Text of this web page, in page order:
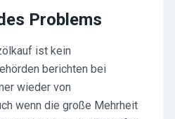
Problems
ist kein
berichten bei
wieder von
wenn die große Mehrheit